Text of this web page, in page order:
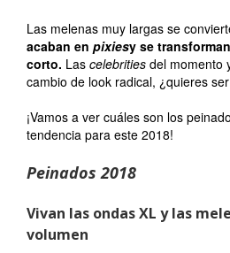
Las melenas muy largas se
acaban en pixiesy se
corto. Las celebrities del momento
cambio de look radical, ¿quieres
¡Vamos a ver cuáles son los
tendencia para este 2018!
Peinados 2018
Vivan las ondas XL y las
volumen